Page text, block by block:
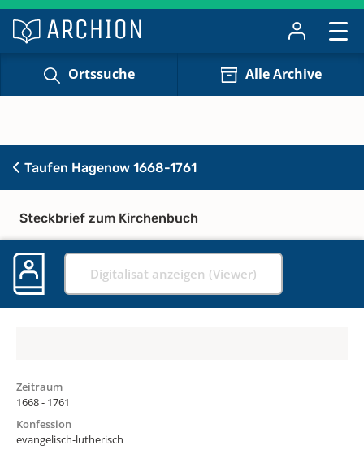
Ortssuche Alle Archive
Taufen Hagenow 1668-1761
Steckbrief zum Kirchenbuch
Digitalisat anzeigen (Viewer)
Zeitraum
1668 - 1761
Konfession
evangelisch-lutherisch